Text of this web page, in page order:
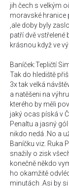
jih čech s velkým
moravské hranice
,ale doby byly
patří dvě vstřelené
krásnou když ve
Baníček:Tepličtí
Tak do hlediště
3x tak velká
a natěšeni na
kterého by měli
jaký ocas píská v
Penaltu a jasný
nikdo nedá .No a
Baníčku viz. Ruka
snažily o zisk
konečně někdo
ho okamžitě
minutách .Asi by